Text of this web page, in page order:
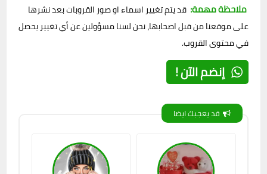
ملاحظة مهمة: قد يتم تغيير اسماء او صور القروبات بعد نشرها
على موقعنا من قبل اصحابها، نحن لسنا مسؤولين عن أي تغيير يحصل
في محتوى القروب.
إنضم الآن !
قد يعجبك ايضا